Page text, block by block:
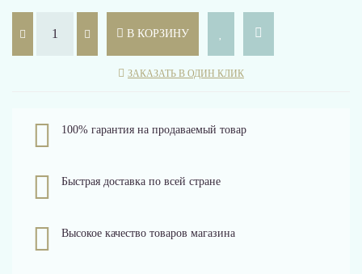
В КОРЗИНУ
ЗАКАЗАТЬ В ОДИН КЛИК
100% гарантия на продаваемый товар
Быстрая доставка по всей стране
Высокое качество товаров магазина